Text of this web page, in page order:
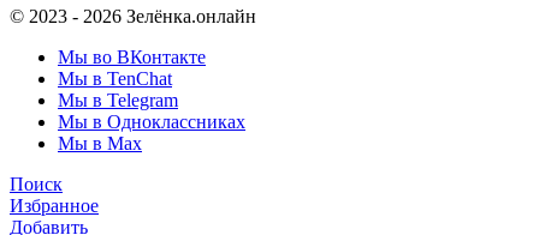
© 2023 - 2026 Зелёнка.онлайн
Мы во ВКонтакте
Мы в TenChat
Мы в Telegram
Мы в Одноклассниках
Мы в Max
Поиск
Избранное
Добавить